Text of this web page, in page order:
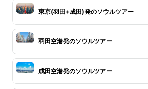
東京(羽田+成田)発のソウルツアー
羽田空港発のソウルツアー
成田空港発のソウルツアー